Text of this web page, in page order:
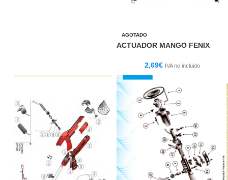
AGOTADO
ACTUADOR MANGO FENIX
2,69€ IVA no incluido